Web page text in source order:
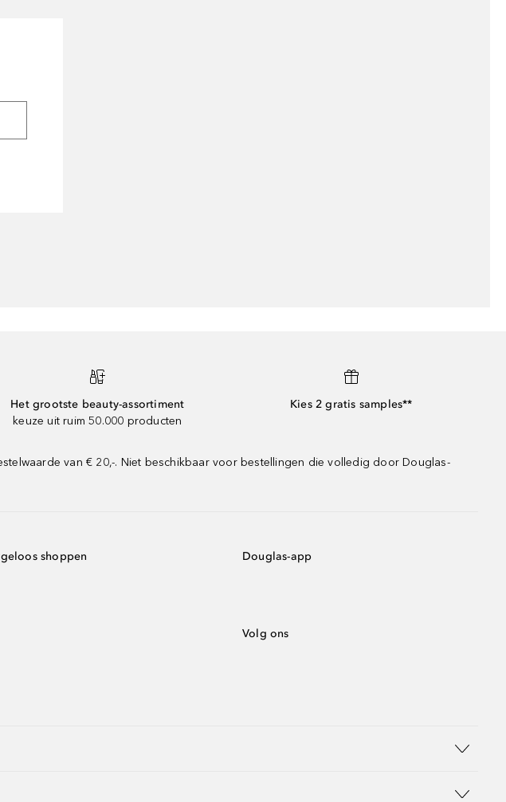
Het grootste beauty-assortiment
keuze uit ruim 50.000 producten
Kies 2 gratis samples**
van € 20,-. Niet beschikbaar voor bestellingen die volledig door Douglas-
shoppen Douglas-app
Volg ons